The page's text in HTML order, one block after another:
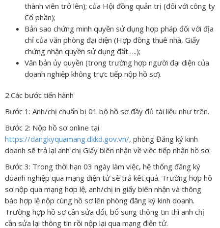
thành viên trở lên); của Hội đồng quản trị (đối với công ty
Cổ phần);
Bản sao chứng minh quyền sử dụng hợp pháp đối với địa
chỉ của văn phòng đại diện (Hợp đồng thuê nhà, Giấy
chứng nhận quyền sử dụng đất…..);
Văn bản ủy quyền (trong trường hợp người đại diện của
doanh nghiệp không trực tiếp nộp hồ sơ).
2.Các bước tiến hành
Bước 1: Anh/chị chuẩn bị 01 bộ hồ sơ đầy đủ tài liệu như trên.
Bước 2: Nộp hồ sơ online tại
https://dangkyquamang.dkkd.gov.vn/, phòng Đăng ký kinh
doanh sẽ trả lại anh chị Giấy biên nhận về việc tiếp nhận hồ sơ.
Bước 3: Trong thời hạn 03 ngày làm việc, hệ thống đăng ký
doanh nghiệp qua mạng điện tử sẽ trả kết quả. Trường hợp hồ
sơ nộp qua mạng hợp lệ, anh/chị in giấy biên nhận và thông
báo hợp lệ nộp cùng hồ sơ lên phòng đăng ký kinh doanh.
Trường hợp hồ sơ cần sửa đổi, bổ sung thông tin thì anh chị
cần sửa lại thông tin rồi nộp lại qua mạng điện tử.